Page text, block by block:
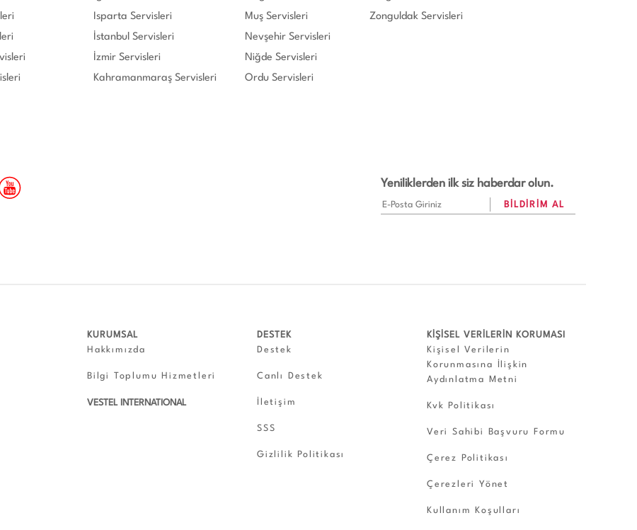
Isparta Servisleri
İstanbul Servisleri
İzmir Servisleri
Kahramanmaraş Servisleri
Muş Servisleri
Nevşehir Servisleri
Niğde Servisleri
Ordu Servisleri
Zonguldak Servisleri
Yeniliklerden ilk siz haberdar olun.
KURUMSAL
Hakkımızda
Bilgi Toplumu Hizmetleri
VESTEL INTERNATIONAL
DESTEK
Destek
Canlı Destek
İletişim
SSS
Gizlilik Politikası
KİŞİSEL VERİLERİN KORUMASI
Kişisel Verilerin
Korunmasına İlişkin
Aydınlatma Metni
Kvk Politikası
Veri Sahibi Başvuru Formu
Çerez Politikası
Çerezleri Yönet
Kullanım Koşulları